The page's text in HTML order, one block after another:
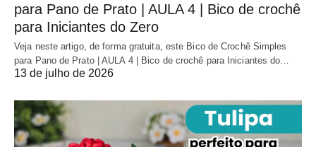
para Pano de Prato | AULA 4 | Bico de crochê
para Iniciantes do Zero
Veja neste artigo, de forma gratuita, este Bico de Crochê Simples
para Pano de Prato | AULA 4 | Bico de crochê para Iniciantes do…
13 de julho de 2026